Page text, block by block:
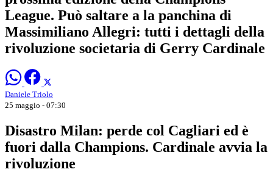
League. Può saltare a la panchina di
Massimiliano Allegri: tutti i dettagli della
rivoluzione societaria di Gerry Cardinale
Daniele Triolo
25 maggio - 07:30
Disastro Milan: perde col Cagliari ed è
fuori dalla Champions. Cardinale avvia la
rivoluzione